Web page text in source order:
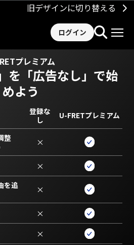
旧デザインに切り替える
ログイン
プレミアム
を 「広告なし」で始
めよう
登録な
し
U-FRETプレミアム
整 ×
×
を追
×
×
×